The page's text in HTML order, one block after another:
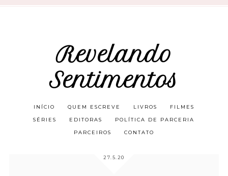
Revelando
Sentimentos
INÍCIO QUEM ESCREVE LIVROS FILMES
SÉRIES EDITORAS POLÍTICA DE PARCERIA
PARCEIROS CONTATO
27.5.20